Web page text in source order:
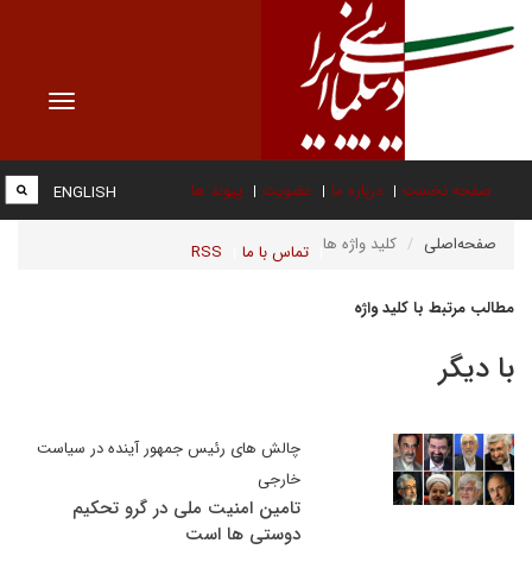
Toggle
صفحه نخست درباره ما عضویت پیوند ها
تماس با ما RSS
ENGLISH
صفحه‌اصلی کلید واژه ها
مطالب مرتبط با کلید واژه
با دیگر
چالش های رئیس جمهور آینده در سیاست
خارجی
تامین امنیت ملی در گرو تحکیم
دوستی ها است